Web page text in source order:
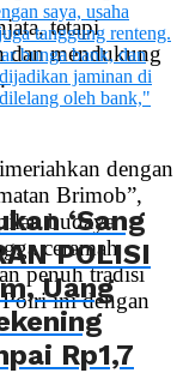
tetapi
dan mendukung
dengan
Brimob”,
budaya
ceramah
penuh tradisi
Polri ini dengan
‘Sang
POLISI
Uang
Rp1,7